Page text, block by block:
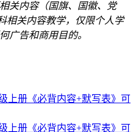
关内容（国旗、国徽、党
相关内容教学，仅限个人学
广告和商用目的。
上册《必背内容+默写表》可
上册《必背内容+默写表》可